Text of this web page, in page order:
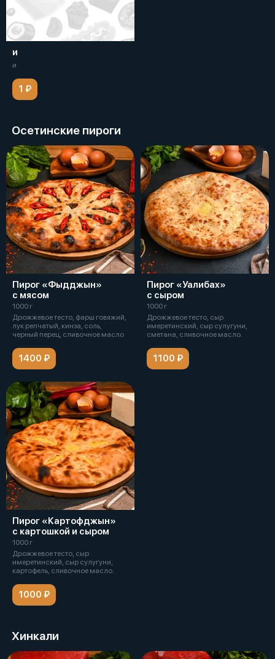
и
и
1 ₽
Осетинские пироги
Пирог «Фыдджын»
с мясом
1000 г
Дрожжевое тесто, фарш говяжий,
лук репчатый, кинза, соль,
черный перец, сливочное масло
1400 ₽
Пирог «Уалибах»
с сыром
1000 г
Дрожжевое тесто, сыр
имеретинский, сыр сулугуни,
сметана, сливочное масло.
1100 ₽
Пирог «Картофджын»
с картошкой и сыром
1000 г
Дрожжевое тесто, сыр
имеретинский, сыр сулугуни,
картофель, сливочное масло.
1000 ₽
Хинкали